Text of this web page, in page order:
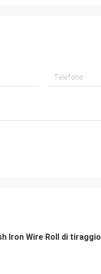
Iron Wire Roll di tiraggio